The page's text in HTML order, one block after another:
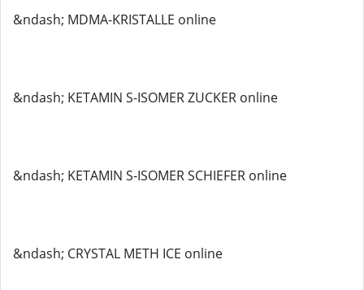
&ndash; MDMA-KRISTALLE online
&ndash; KETAMIN S-ISOMER ZUCKER online
&ndash; KETAMIN S-ISOMER SCHIEFER online
&ndash; CRYSTAL METH ICE online